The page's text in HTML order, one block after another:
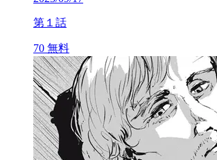
第１話
70 無料